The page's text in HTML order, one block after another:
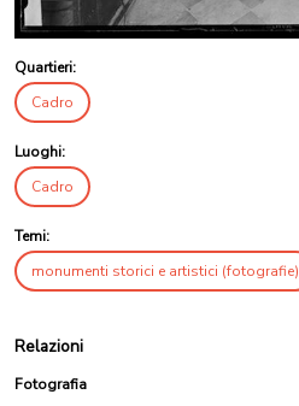
Quartieri:
Cadro
Luoghi:
Cadro
Temi:
monumenti storici e artistici (fotografie)
Relazioni
Fotografia